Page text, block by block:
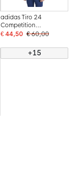
adidas Tiro 24
Competition
Trainingstrui 1/4-Zip
€ 44,50 € 60,00
+15